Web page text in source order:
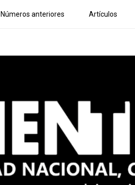
Números anteriores Artículos